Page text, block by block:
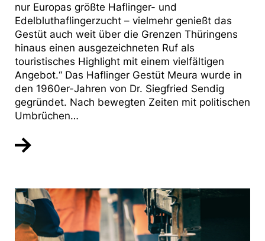
nur Europas größte Haflinger- und
Edelbluthaflingerzucht – vielmehr genießt das
Gestüt auch weit über die Grenzen Thüringens
hinaus einen ausgezeichneten Ruf als
touristisches Highlight mit einem vielfältigen
Angebot.“ Das Haflinger Gestüt Meura wurde in
den 1960er-Jahren von Dr. Siegfried Sendig
gegründet. Nach bewegten Zeiten mit politischen
Umbrüchen…